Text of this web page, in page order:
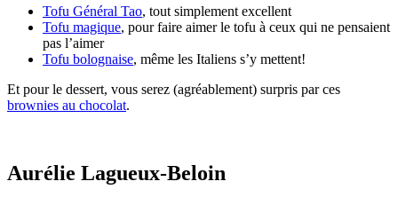
Tofu Général Tao, tout simplement excellent
Tofu magique, pour faire aimer le tofu à ceux qui ne pensaient
pas l’aimer
Tofu bolognaise, même les Italiens s’y mettent!
Et pour le dessert, vous serez (agréablement) surpris par ces
brownies au chocolat.
Aurélie Lagueux-Beloin